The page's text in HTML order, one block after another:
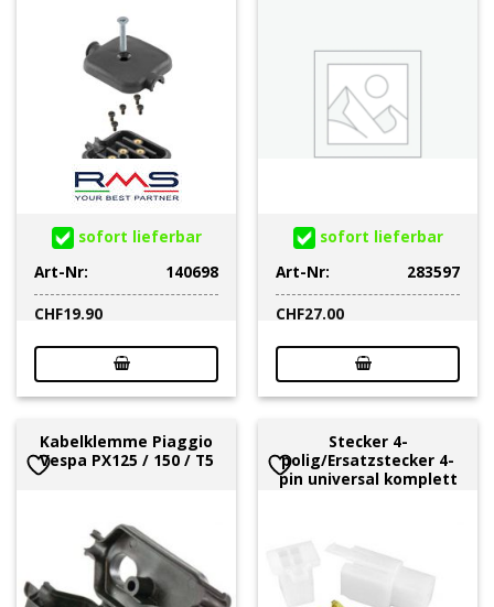
sofort lieferbar
Art-Nr:
140698
CHF19.90
sofort lieferbar
Art-Nr:
283597
CHF27.00
Kabelklemme Piaggio
Vespa PX125 / 150 / T5
Stecker 4-
polig/Ersatzstecker 4-
pin universal komplett